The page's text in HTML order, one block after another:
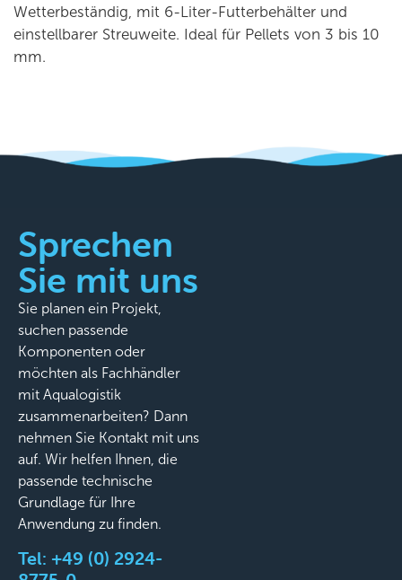
Wetterbeständig, mit 6-Liter-Futterbehälter und
einstellbarer Streuweite. Ideal für Pellets von 3 bis 10
mm.
Sprechen
Sie mit uns
Sie planen ein Projekt,
suchen passende
Komponenten oder
möchten als Fachhändler
mit Aqualogistik
zusammenarbeiten? Dann
nehmen Sie Kontakt mit uns
auf. Wir helfen Ihnen, die
passende technische
Grundlage für Ihre
Anwendung zu finden.
Tel: +49 (0) 2924-